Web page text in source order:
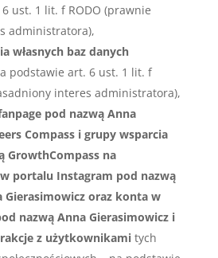
ust. 1 lit. f RODO (prawnie
administratora),
własnych baz danych
podstawie art. 6 ust. 1 lit. f
interes administratora),
pod nazwą Anna
Compass i grupy wsparcia
GrowthCompass na
portalu Instagram pod nazwą
oraz konta w
nazwą Anna Gierasimowicz i
z użytkownikamitych